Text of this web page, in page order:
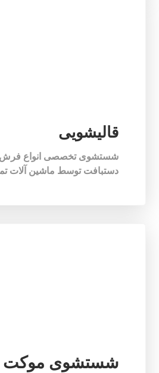
قالیشویی
شستشوی تخصصی انواع فرش
دستبافت توسط ماشین آلات
شستشوی موکت